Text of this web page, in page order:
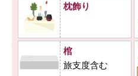
枕飾り
棺
旅支度含む